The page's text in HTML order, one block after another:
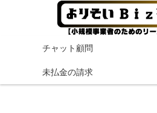
チャット顧問
未払金の請求